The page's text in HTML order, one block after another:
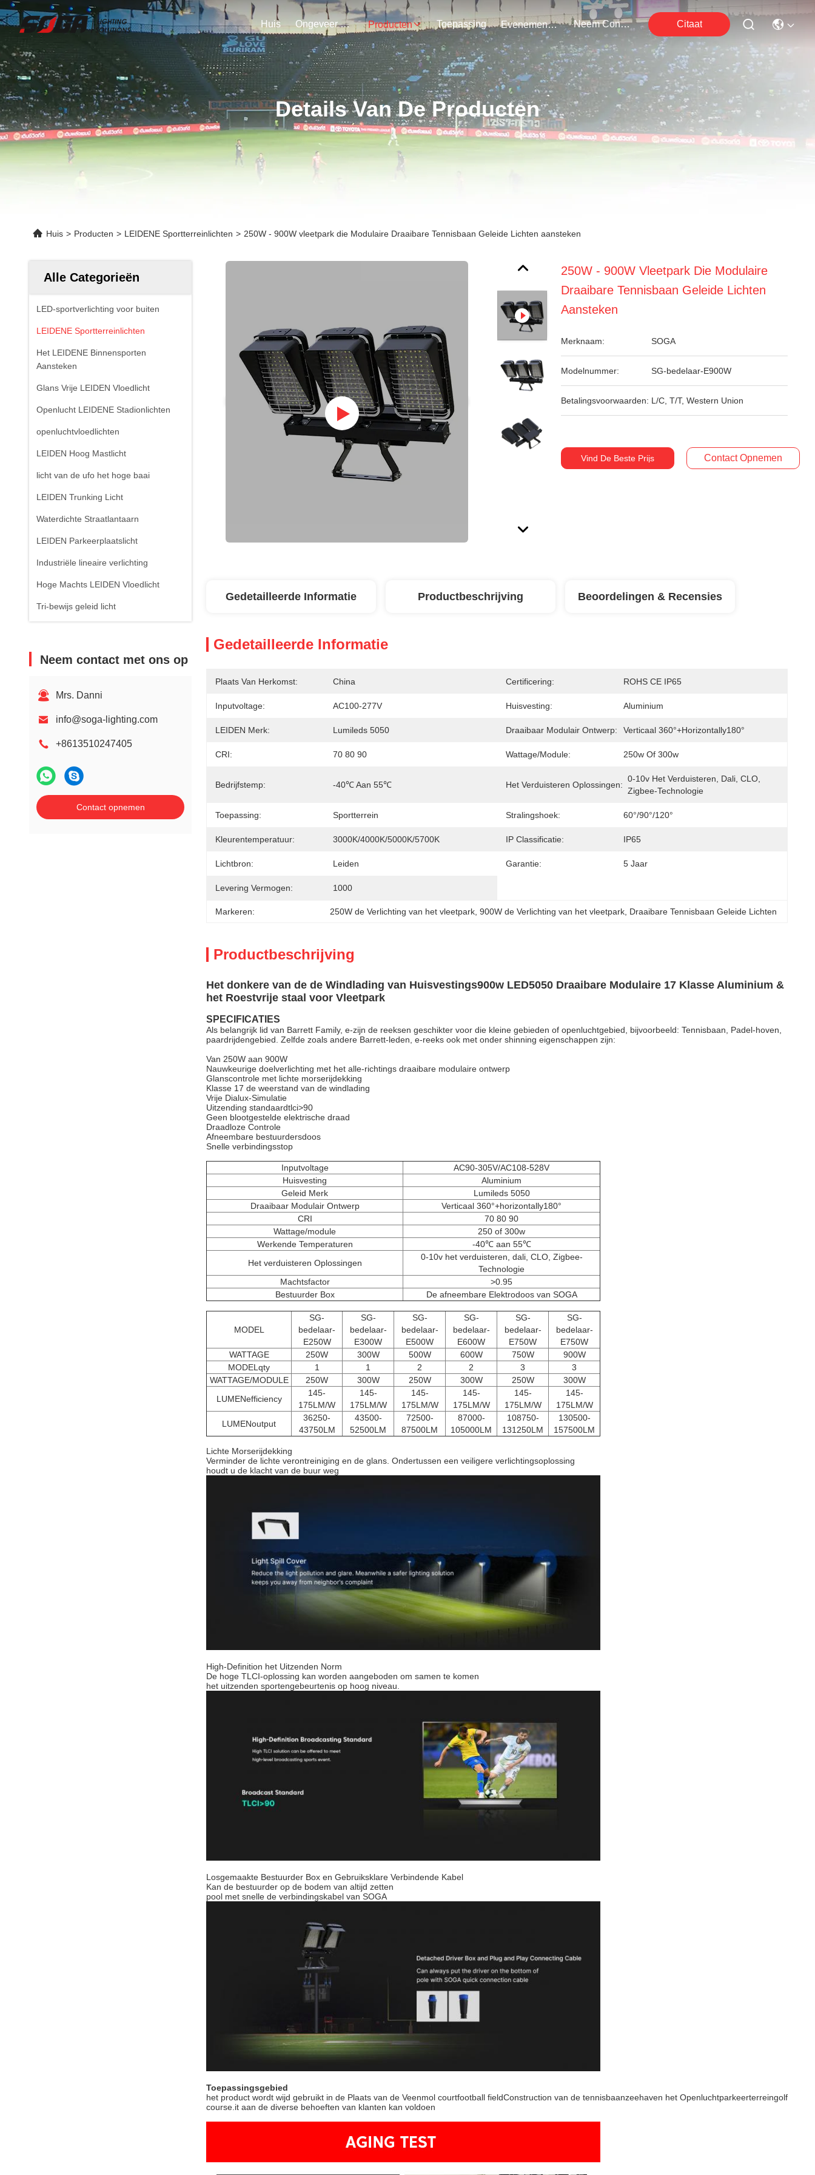
Huis Ongeveer Ons Producten Toepassing Evenementen Neem Contact Met Ons Op Citaat
Details Van De Producten
Huis > Producten > LEIDENE Sportterreinlichten > 250W - 900W vleetpark die Modulaire Draaibare Tennisbaan Geleide Lichten aansteken
Alle Categorieën
LED-sportverlichting voor buiten
LEIDENE Sportterreinlichten
Het LEIDENE Binnensporten
Aansteken
Glans Vrije LEIDEN Vloedlicht
Openlucht LEIDENE Stadionlichten
openluchtvloedlichten
LEIDEN Hoog Mastlicht
licht van de ufo het hoge baai
LEIDEN Trunking Licht
Waterdichte Straatlantaarn
LEIDEN Parkeerplaatslicht
Industriële lineaire verlichting
Hoge Machts LEIDEN Vloedlicht
Tri-bewijs geleid licht
Neem contact met ons op
Mrs. Danni
info@soga-lighting.com
+8613510247405
Contact opnemen
250W - 900W Vleetpark Die Modulaire
Draaibare Tennisbaan Geleide Lichten
Aansteken
Merknaam: SOGA
Modelnummer: SG-bedelaar-E900W
Betalingsvoorwaarden: L/C, T/T, Western Union
Vind De Beste Prijs Contact Opnemen
Gedetailleerde Informatie Productbeschrijving Beoordelingen & Recensies
Gedetailleerde Informatie
Plaats Van Herkomst: China Certificering: ROHS CE IP65
Inputvoltage: AC100-277V Huisvesting: Aluminium
LEIDEN Merk: Lumileds 5050 Draaibaar Modulair Ontwerp: Verticaal 360°+horizontally180°
CRI: 70 80 90 Wattage/Module: 250w Of 300w
Bedrijfstemp: -40℃ Aan 55℃ Het Verduisteren Oplossingen:
0-10v Het Verduisteren, Dali, CLO,
Zigbee-Technologie
Toepassing: Sportterrein Stralingshoek: 60°/90°/120°
Kleurentemperatuur: 3000K/4000K/5000K/5700K IP Classificatie: IP65
Lichtbron: Leiden Garantie: 5 Jaar
Levering Vermogen: 1000
Markeren: 250W de Verlichting van het vleetpark, 900W de Verlichting van het vleetpark, Draaibare Tennisbaan Geleide Lichten
Productbeschrijving
Het donkere van de de Windlading van Huisvestings900w LED5050 Draaibare Modulaire 17 Klasse Aluminium &
het Roestvrije staal voor Vleetpark
SPECIFICATIES
Als belangrijk lid van Barrett Family, e-zijn de reeksen geschikter voor die kleine gebieden of openluchtgebied, bijvoorbeeld: Tennisbaan, Padel-hoven,
paardrijdengebied. Zelfde zoals andere Barrett-leden, e-reeks ook met onder shinning eigenschappen zijn:
Van 250W aan 900W
Nauwkeurige doelverlichting met het alle-richtings draaibare modulaire ontwerp
Glanscontrole met lichte morserijdekking
Klasse 17 de weerstand van de windlading
Vrije Dialux-Simulatie
Uitzending standaardtlci>90
Geen blootgestelde elektrische draad
Draadloze Controle
Afneembare bestuurdersdoos
Snelle verbindingsstop
Inputvoltage
AC90-305V/AC108-528V
Huisvesting
Aluminium
Geleid Merk
Lumileds 5050
Draaibaar Modulair Ontwerp
Verticaal 360°+horizontally180°
CRI
70 80 90
Wattage/module
250 of 300w
Werkende Temperaturen
-40℃ aan 55℃
Het verduisteren Oplossingen
0-10v het verduisteren, dali, CLO, Zigbee-
Technologie
Machtsfactor
>0.95
Bestuurder Box
De afneembare Elektrodoos van SOGA
MODEL
SG-
bedelaar-
E250W
SG-
bedelaar-
E300W
SG-
bedelaar-
E500W
SG-
bedelaar-
E600W
SG-
bedelaar-
E750W
SG-
bedelaar-
E750W
WATTAGE
250W 300W 500W 600W 750W
900W
MODELqty
1 1 2 2 3
3
WATTAGE/MODULE
250W 300W 250W 300W 250W
300W
LUMENefficiency
145-
175LM/W
145-
175LM/W
145-
175LM/W
145-
175LM/W
145-
175LM/W
145-
175LM/W
LUMENoutput
36250-
43750LM
43500-
52500LM
72500-
87500LM
87000-
105000LM
108750-
131250LM
130500-
157500LM
Lichte Morserijdekking
Verminder de lichte verontreiniging en de glans. Ondertussen een veiligere verlichtingsoplossing
houdt u de klacht van de buur weg
High-Definition het Uitzenden Norm
De hoge TLCI-oplossing kan worden aangeboden om samen te komen
het uitzenden sportengebeurtenis op hoog niveau.
Losgemaakte Bestuurder Box en Gebruiksklare Verbindende Kabel
Kan de bestuurder op de bodem van altijd zetten
pool met snelle de verbindingskabel van SOGA
Toepassingsgebied
het product wordt wijd gebruikt in de Plaats van de Veenmol courtfootball fieldConstruction van de tennisbaanzeehaven het Openluchtparkeerterreingolf
course.it aan de diverse behoeften van klanten kan voldoen